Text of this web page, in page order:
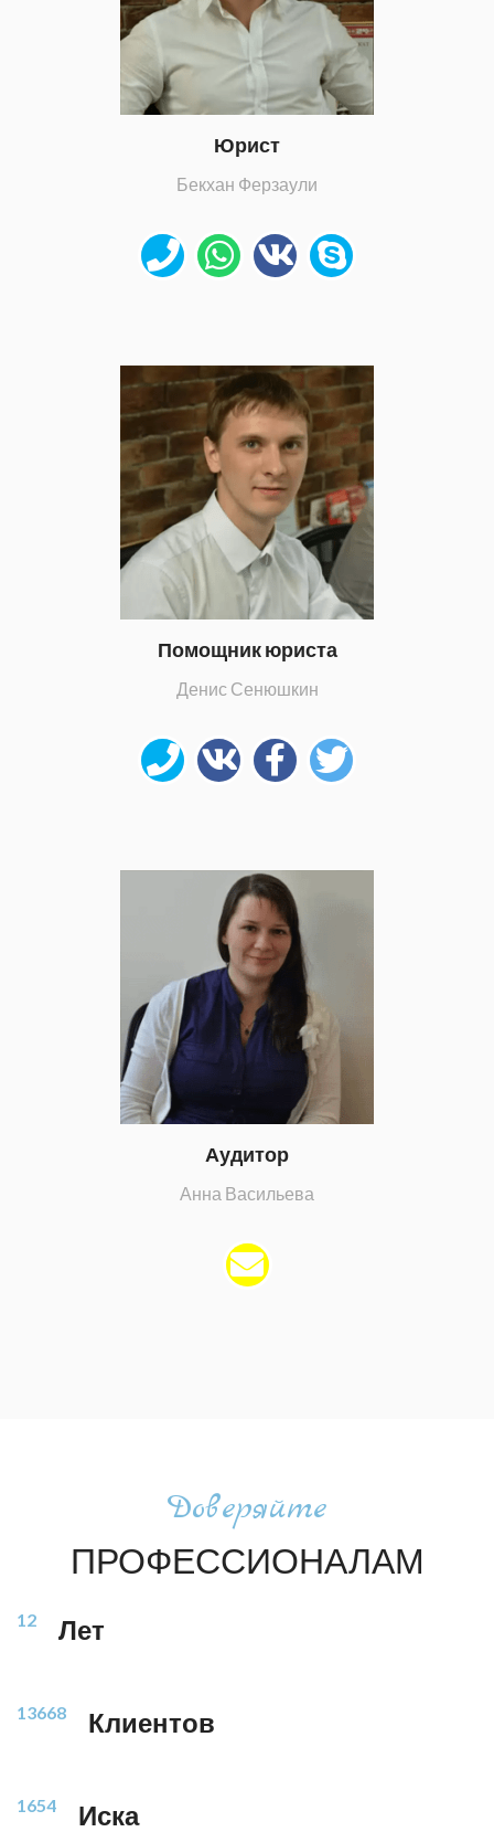
Юрист
Бекхан Ферзаули
Помощник юриста
Денис Сенюшкин
Аудитор
Анна Васильева
Доверяйте
ПРОФЕССИОНАЛАМ
12 Лет
13668 Клиентов
1654 Иска